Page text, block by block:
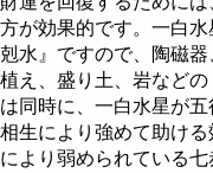
方が効果的です。一白
剋水』ですので、陶磁
植え、盛り土、岩など
は同時に、一白水星が
相生により強めて助け
により弱められている